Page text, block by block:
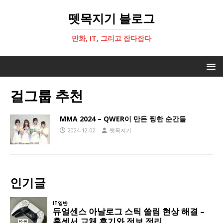
뗏목지기 블로그
만화, IT, 그리고 잡다잡다
걸그룹 추천
MMA 2024 – QWER이 만든 찡한 순간들
2024-12-02 뗏목지기
인기글